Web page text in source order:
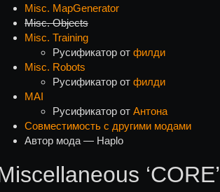
Misc. MapGenerator
Misc. Objects
Misc. Training
Русификатор от филди
Misc. Robots
Русификатор от филди
MAI
Русификатор от Антона
Совместимость с другими модами
Автор мода — Haplo
‘CORE’